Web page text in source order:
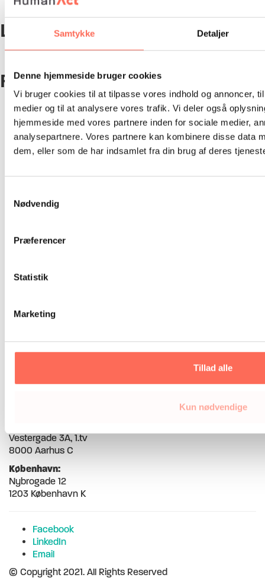
Samtykke Detaljer
Denne hjemmeside bruger cookies
Vi bruger cookies til at tilpasse vores indhold og annoncer,
medier og til at analysere vores trafik. Vi deler også
hjemmeside med vores partnere inden for sociale medier,
analysepartnere. Vores partnere kan kombinere disse data
dem, eller som de har indsamlet fra din brug af deres
Nødvendig
Præferencer
Statistik
Marketing
Tillad alle
Kun nødvendige
Faciliteret dialog – et ledelsesredskab til konflikthåndtering
LinkedIn
Facebook
Telefon:+45 60 13 22 88
E-mail:mail@humanact.dk
Handling
Ring til os
Asger Neumann
sb@humanact.dk
Vestergade 3A, 1.tv
8000 Aarhus C
København:
Nybrogade 12
1203 København K
Facebook
LinkedIn
Email
© Copyright 2021. All Rights Reserved